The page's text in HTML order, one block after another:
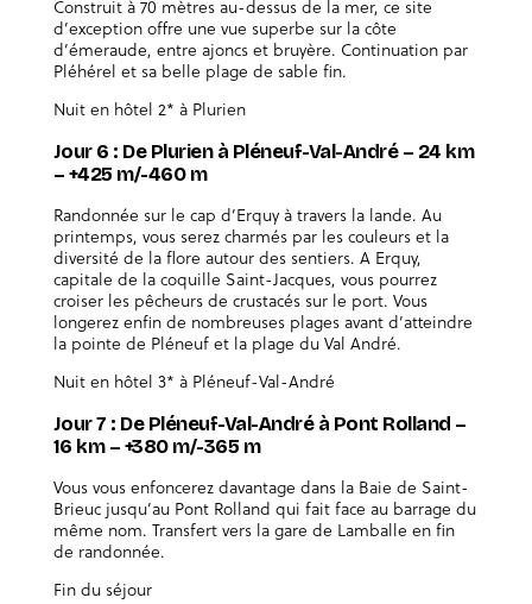
Construit à 70 mètres au-dessus de la mer, ce site
d’exception offre une vue superbe sur la côte
d’émeraude, entre ajoncs et bruyère. Continuation par
Pléhérel et sa belle plage de sable fin.
Nuit en hôtel 2* à Plurien
Jour 6 : De Plurien à Pléneuf-Val-André – 24 km
– +425 m/-460 m
Randonnée sur le cap d’Erquy à travers la lande. Au
printemps, vous serez charmés par les couleurs et la
diversité de la flore autour des sentiers. A Erquy,
capitale de la coquille Saint-Jacques, vous pourrez
croiser les pêcheurs de crustacés sur le port. Vous
longerez enfin de nombreuses plages avant d’atteindre
la pointe de Pléneuf et la plage du Val André.
Nuit en hôtel 3* à Pléneuf-Val-André
Jour 7 : De Pléneuf-Val-André à Pont Rolland –
16 km – +380 m/-365 m
Vous vous enfoncerez davantage dans la Baie de Saint-
Brieuc jusqu’au Pont Rolland qui fait face au barrage du
même nom. Transfert vers la gare de Lamballe en fin
de randonnée.
Fin du séjour